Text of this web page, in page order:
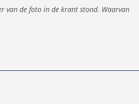
van de foto in de krant stond. Waarvan